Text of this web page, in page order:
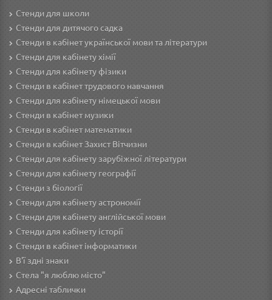
Стенди для школи
Стенди для дитячого садка
Стенди в кабінет української мови та літератури
Стенди для кабінету хімії
Стенди для кабінету фізики
Стенди в кабінет трудового навчання
Cтенди для кабінету німецької мови
Стенди в кабінет музики
Стенди в кабінет математики
Стенди в кабінет Захист Вітчизни
Стенди для кабінету зарубіжної літератури
Стенди для кабінету географії
Стенди з біології
Стенди для кабінету астрономії
Стенди для кабінету англійської мови
Стенди для кабінету історії
Стенди в кабінет інформатики
В'ї здні знаки
Стела "я люблю місто"
Адресні таблички